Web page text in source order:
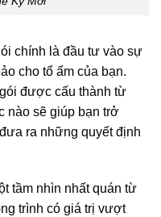
chính là đầu tư vào sự
cho tổ ấm của bạn.
được cấu thành từ
nào sẽ giúp bạn trở
ra những quyết định
tầm nhìn nhất quán từ
trình có giá trị vượt